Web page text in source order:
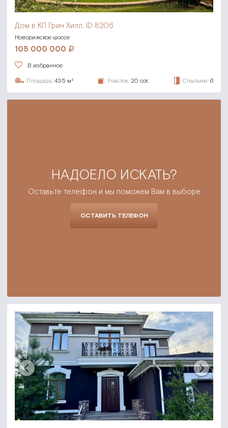
Дом в КП Грин Хилл, ID 8206
Новорижское шоссе
105 000 000
В избранное
Площадь: 435 м² Участок: 20 сот. Спальни: 6
НАДОЕЛО ИСКАТЬ?
Оставьте телефон и мы поможем Вам в выборе
ОСТАВИТЬ ТЕЛЕФОН